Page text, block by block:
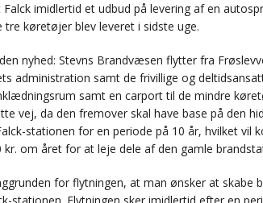
imidlertid et udbud på levering af en
køretøjer blev leveret i sidste uge.
nyhed: Stevns Brandvæsen flytter fra
administration samt de frivillige og
samt en carport til de mindre
vej, da den fremover skal have base på den
stationen for en periode på 10 år, hvilket vil
kr. om året for at leje dele af den gamle
for flytningen, at man ønsker at skabe